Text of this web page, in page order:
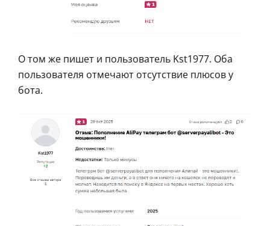
О том же пишет и пользователь Kst1977. Оба
пользователя отмечают отсутствие плюсов у
бота.